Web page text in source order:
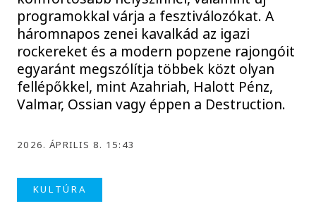
programokkal várja a fesztiválozókat. A
háromnapos zenei kavalkád az igazi
rockereket és a modern popzene rajongóit
egyaránt megszólítja többek közt olyan
fellépőkkel, mint Azahriah, Halott Pénz,
Valmar, Ossian vagy éppen a Destruction.
2026. ÁPRILIS 8. 15:43
KULTÚRA